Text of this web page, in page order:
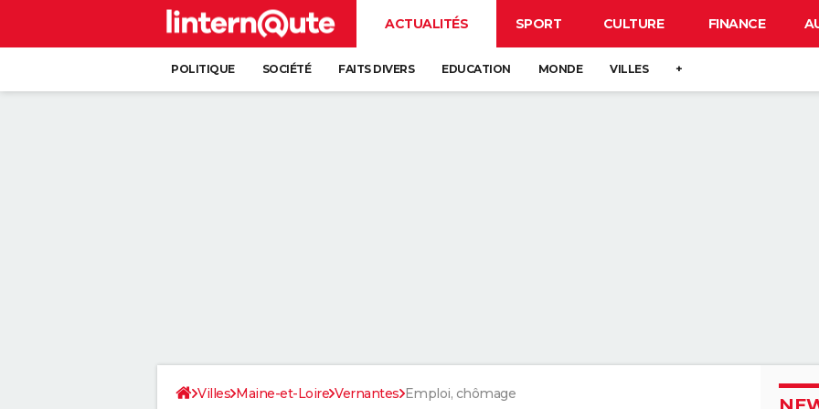
ACTUALITÉS SPORT CULTURE FINANCE
POLITIQUE SOCIÉTÉ FAITS DIVERS EDUCATION MONDE VILLES +
Villes Maine-et-Loire Vernantes Emploi, chômage